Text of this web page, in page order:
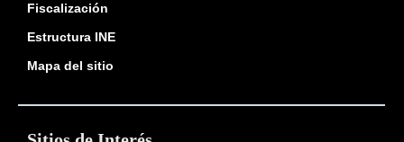
Fiscalización
Estructura INE
Mapa del sitio